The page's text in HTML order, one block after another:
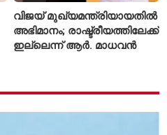
വിജയ് മുഖ്യമന്ത്രിയായതിൽ
അഭിമാനം; രാഷ്ട്രീയത്തിലേക്ക്
ഇല്ലെന്ന് ആർ. മാധവൻ